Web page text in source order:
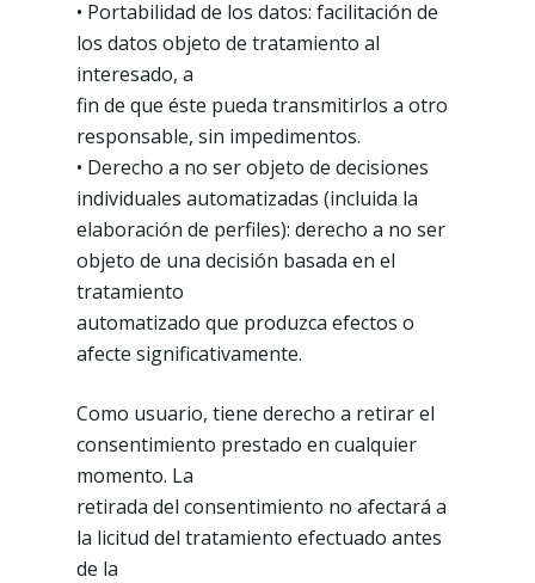
• Portabilidad de los datos: facilitación de
los datos objeto de tratamiento al
interesado, a
fin de que éste pueda transmitirlos a otro
responsable, sin impedimentos.
• Derecho a no ser objeto de decisiones
individuales automatizadas (incluida la
elaboración de perfiles): derecho a no ser
objeto de una decisión basada en el
tratamiento
automatizado que produzca efectos o
afecte significativamente.
Como usuario, tiene derecho a retirar el
consentimiento prestado en cualquier
momento. La
retirada del consentimiento no afectará a
la licitud del tratamiento efectuado antes
de la